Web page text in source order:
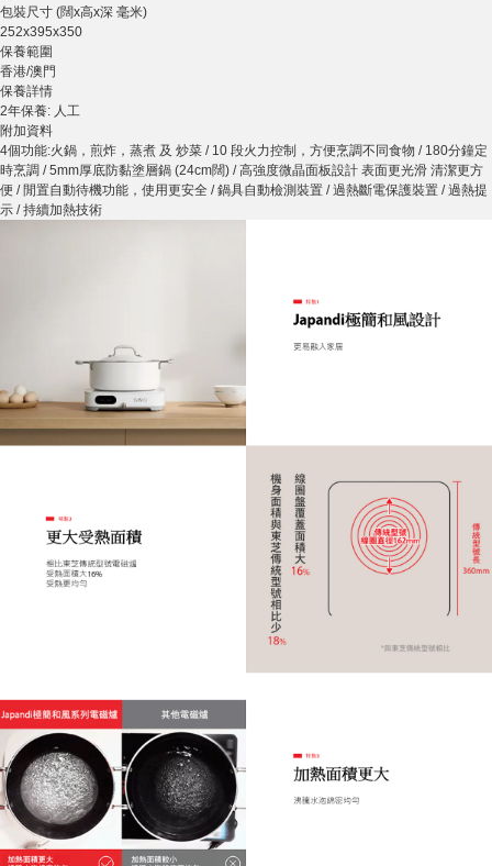
包裝尺寸 (闊x高x深 毫米)
252x395x350
保養範圍
香港/澳門
保養詳情
2年保養: 人工
附加資料
4個功能:火鍋，煎炸，蒸煮 及 炒菜 / 10 段火力控制，方便烹調不同食物 / 180分鐘定
時烹調 / 5mm厚底防黏塗層鍋 (24cm闊) / 高強度微晶面板設計 表面更光滑 清潔更方
便 / 閒置自動待機功能，使用更安全 / 鍋具自動檢測裝置 / 過熱斷電保護裝置 / 過熱提
示 / 持續加熱技術